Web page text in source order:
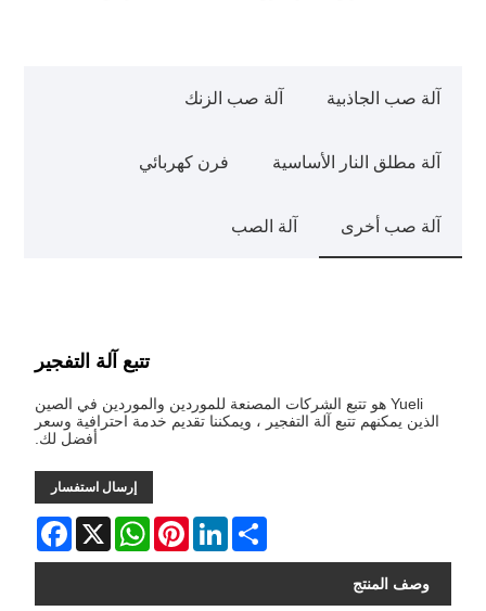
آلة صب الجاذبية آلة صب الزنك
آلة مطلق النار الأساسية فرن كهربائي
آلة صب أخرى آلة الصب
تتبع آلة التفجير
Yueli هو تتبع الشركات المصنعة للموردين والموردين في الصين
الذين يمكنهم تتبع آلة التفجير ، ويمكننا تقديم خدمة احترافية وسعر
أفضل لك.
إرسال استفسار
Facebook X
WhatsAppPinterestLinkedInShare
وصف المنتج